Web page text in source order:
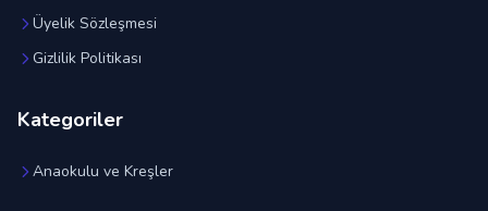
Üyelik Sözleşmesi
Gizlilik Politikası
Kategoriler
Anaokulu ve Kreşler